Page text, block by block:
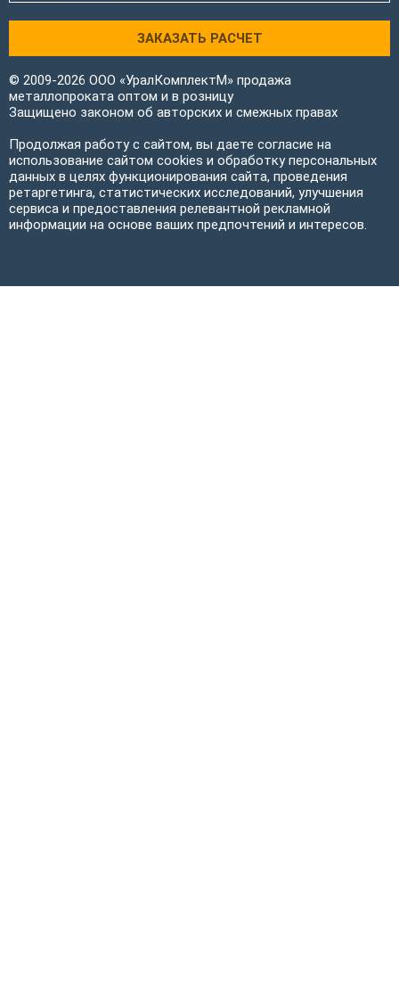
ЗАКАЗАТЬ РАСЧЕТ
© 2009-2026 ООО «УралКомплектМ» продажа
металлопроката оптом и в розницу
Защищено законом об авторских и смежных правах
Продолжая работу с сайтом, вы даете согласие на
использование сайтом cookies и обработку персональных
данных в целях функционирования сайта, проведения
ретаргетинга, статистических исследований, улучшения
сервиса и предоставления релевантной рекламной
информации на основе ваших предпочтений и интересов.